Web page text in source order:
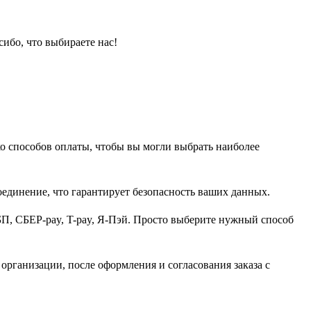
что выбираете нас!
оплаты, чтобы вы могли выбрать наиболее
что гарантирует безопасность ваших данных.
СБЕР-pay, T-pay, Я-Пэй. Просто выберите нужный способ
после оформления и согласования заказа с